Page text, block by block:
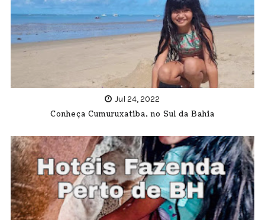
Jul 24, 2022
Conheça Cumuruxatiba, no Sul da Bahia